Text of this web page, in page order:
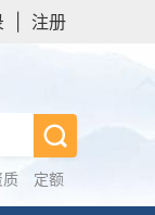
注册
质 定额